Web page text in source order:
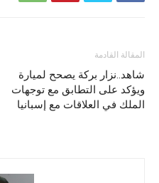
المقالة القادمة
شاهد..نزار بركة يصحح لميارة
ويؤكد على التطابق مع توجهات
الملك في العلاقات مع إسبانيا